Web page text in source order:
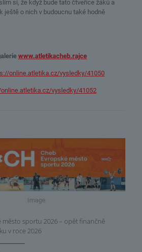
si, že když bude tato čtveřice žáků a
ještě o nich v budoucnu také hodně
www.atletikacheb.rajce
online.atletika.cz/vysledky/41050
vysledky/41052
Image
město sportu 2026 – opět finančně
v roce 2026